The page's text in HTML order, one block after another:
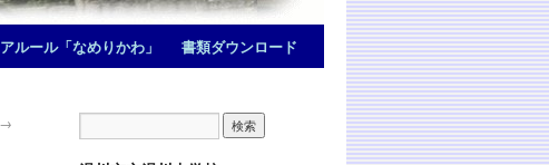
ルール「なめりかわ」 書類ダウンロード
→